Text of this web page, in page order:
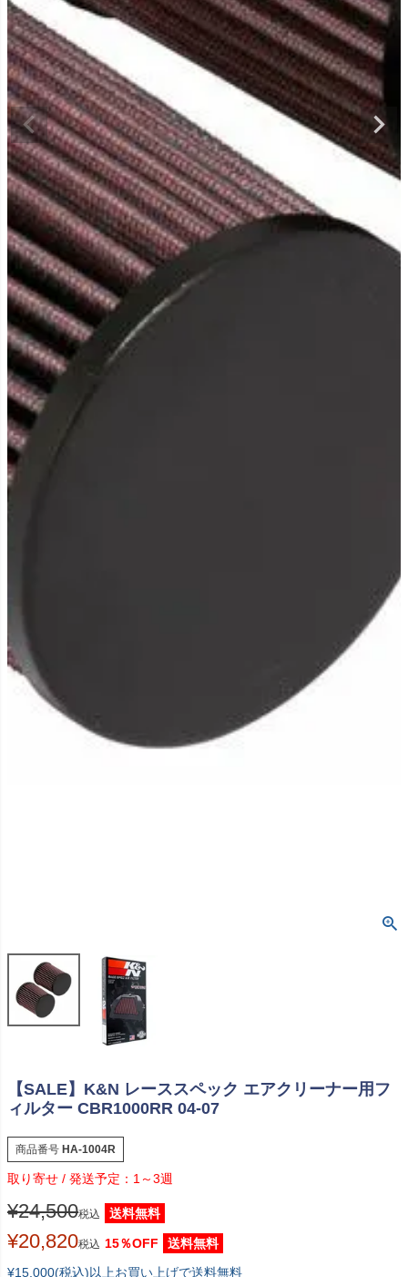
【SALE】K&N レーススペック エアクリーナー用フ
ィルター CBR1000RR 04-07
商品番号 HA-1004R
1～3週
¥24,500税込 送料無料
¥20,820税込 15％OFF
送料無料
¥15,000(税込)以上お買い上げで送料無料